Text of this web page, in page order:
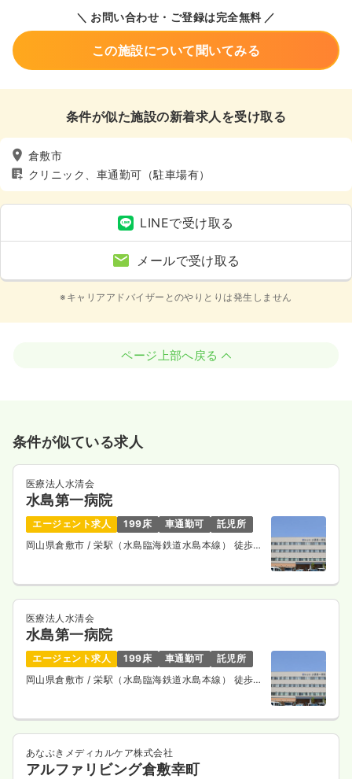
＼ お問い合わせ・ご登録は完全無料 ／
この施設について聞いてみる
条件が似た施設の新着求人を受け取る
倉敷市
クリニック、車通勤可（駐車場有）
LINEで受け取る
メールで受け取る
※キャリアアドバイザーとのやりとりは発生しません
ページ上部へ戻る
条件が似ている求人
医療法人水清会
水島第一病院
エージェント求人 199床 車通勤可
託児所
岡山県倉敷市 / 栄駅（水島臨海鉄道水島本線） 徒歩
医療法人水清会
水島第一病院
エージェント求人 199床 車通勤可
託児所
岡山県倉敷市 / 栄駅（水島臨海鉄道水島本線） 徒歩
あなぶきメディカルケア株式会社
アルファリビング倉敷幸町